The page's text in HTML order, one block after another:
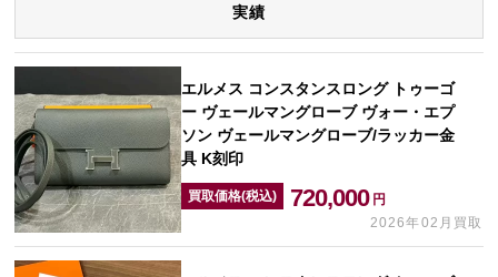
実績
エルメス コンスタンスロング トゥーゴ
ー ヴェールマングローブ ヴォー・エプ
ソン ヴェールマングローブ/ラッカー金
具 K刻印
買取価格(税込) 720,000 円
2026年02月買取